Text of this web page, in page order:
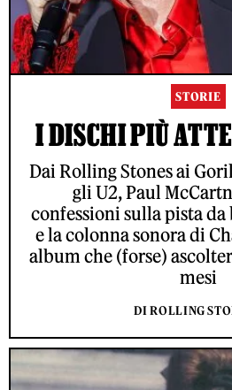
STORIE
I DISCHI PIÙ
Dai Rolling Stones ai
gli U2, Paul
confessioni sulla pista
e la colonna sonora di
album che (forse)
mesi
DI ROLLING